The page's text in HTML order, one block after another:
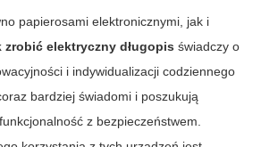
papierosami elektronicznymi, jak i
zrobić elektryczny długopis świadczy o
i indywidualizacji codziennego
bardziej świadomi i poszukują
z bezpieczeństwem.